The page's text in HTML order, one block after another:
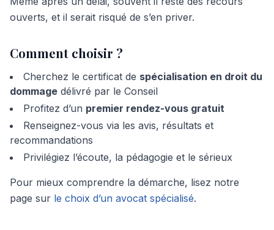
ouverts, et il serait risqué de s’en priver.
Comment choisir ?
Cherchez le certificat de spécialisation en droit du
dommage délivré par le Conseil
Profitez d’un premier rendez-vous gratuit
Renseignez-vous via les avis, résultats et
recommandations
Privilégiez l’écoute, la pédagogie et le sérieux
Pour mieux comprendre la démarche, lisez notre
page sur le choix d’un avocat spécialisé.